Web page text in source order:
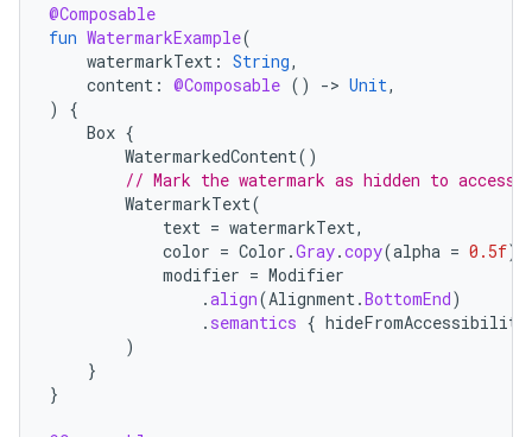
@Composable
fun WatermarkExample(
watermarkText : String,
content : @Composable () -> Unit,
)
{
Box {
WatermarkedContent()
// Mark the watermark as hidden to
WatermarkText(
text = watermarkText,
color = Color .Gray.copy(alpha = 0.5f),
modifier = Modifier
.align(Alignment .BottomEnd)
. semantics { hideFromAccessibility
)
}
}